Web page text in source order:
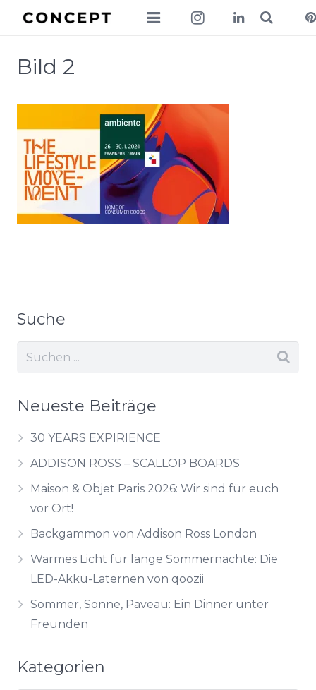
about
contact
Bild 2
Suche
Neueste Beiträge
30 YEARS EXPIRIENCE
ADDISON ROSS – SCALLOP BOARDS
Maison & Objet Paris 2026: Wir sind für euch
vor Ort!
Backgammon von Addison Ross London
Warmes Licht für lange Sommernächte: Die
LED-Akku-Laternen von qoozii
Sommer, Sonne, Paveau: Ein Dinner unter
Freunden
Kategorien